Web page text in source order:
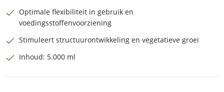
Optimale flexibiliteit in gebruik en
voedingsstoffenvoorziening
Stimuleert structuurontwikkeling en vegetatieve groei
Inhoud: 5.000 ml